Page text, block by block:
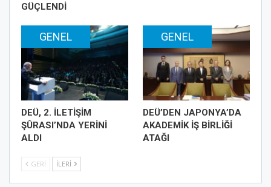
GÜÇLENDİ
GENEL
DEÜ, 2. İLETİŞİM
ŞÛRASI’NDA YERİNİ
ALDI
GENEL
DEÜ’DEN JAPONYA’DA
AKADEMİK İŞ BİRLİĞİ
ATAĞI
GERI İLERI